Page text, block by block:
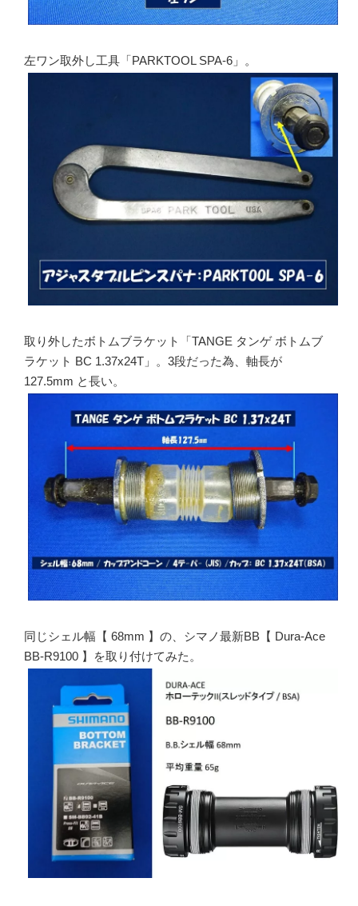
左ワン取外し工具「PARKTOOL SPA-6」。
取り外したボトムブラケット「TANGE タンゲ ボトムブ
ラケット BC 1.37x24T」。3段だった為、軸長が
127.5mm と長い。
同じシェル幅【 68mm 】の、シマノ最新BB【 Dura-Ace
BB-R9100 】を取り付けてみた。